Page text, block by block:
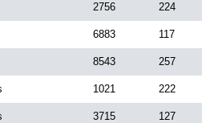
2756 224
6883 117
8543 257
1021 222
3715 127